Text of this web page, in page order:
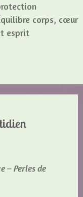
corps, cœur
esprit
– Perles de